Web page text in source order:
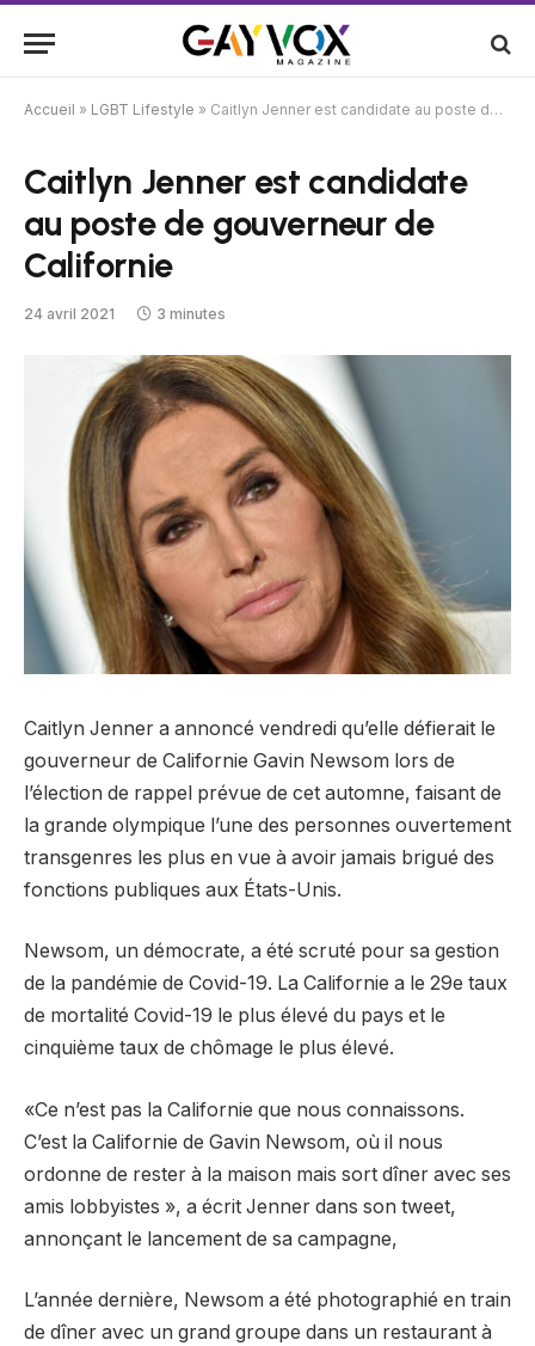
Accueil » LGBT Lifestyle » Caitlyn Jenner est candidate au poste de gouverneur de Californie
Caitlyn Jenner est candidate
au poste de gouverneur de
Californie
24 avril 2021 3 minutes
Caitlyn Jenner a annoncé vendredi qu’elle défierait le
gouverneur de Californie Gavin Newsom lors de
l’élection de rappel prévue de cet automne, faisant de
la grande olympique l’une des personnes ouvertement
transgenres les plus en vue à avoir jamais brigué des
fonctions publiques aux États-Unis.
Newsom, un démocrate, a été scruté pour sa gestion
de la pandémie de Covid-19. La Californie a le 29e taux
de mortalité Covid-19 le plus élevé du pays et le
cinquième taux de chômage le plus élevé.
«Ce n’est pas la Californie que nous connaissons.
C’est la Californie de Gavin Newsom, où il nous
ordonne de rester à la maison mais sort dîner avec ses
amis lobbyistes », a écrit Jenner dans son tweet,
annonçant le lancement de sa campagne,
L’année dernière, Newsom a été photographié en train
de dîner avec un grand groupe dans un restaurant à